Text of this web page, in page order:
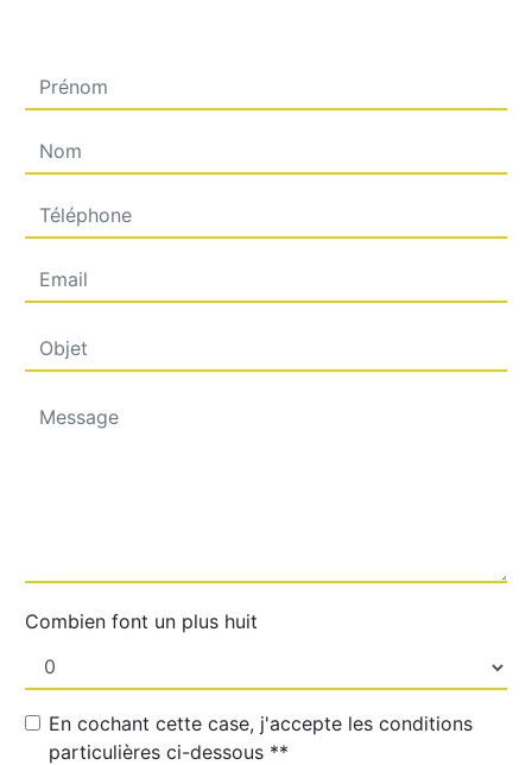
Combien font un plus huit
En cochant cette case, j'accepte les conditions
particulières ci-dessous **